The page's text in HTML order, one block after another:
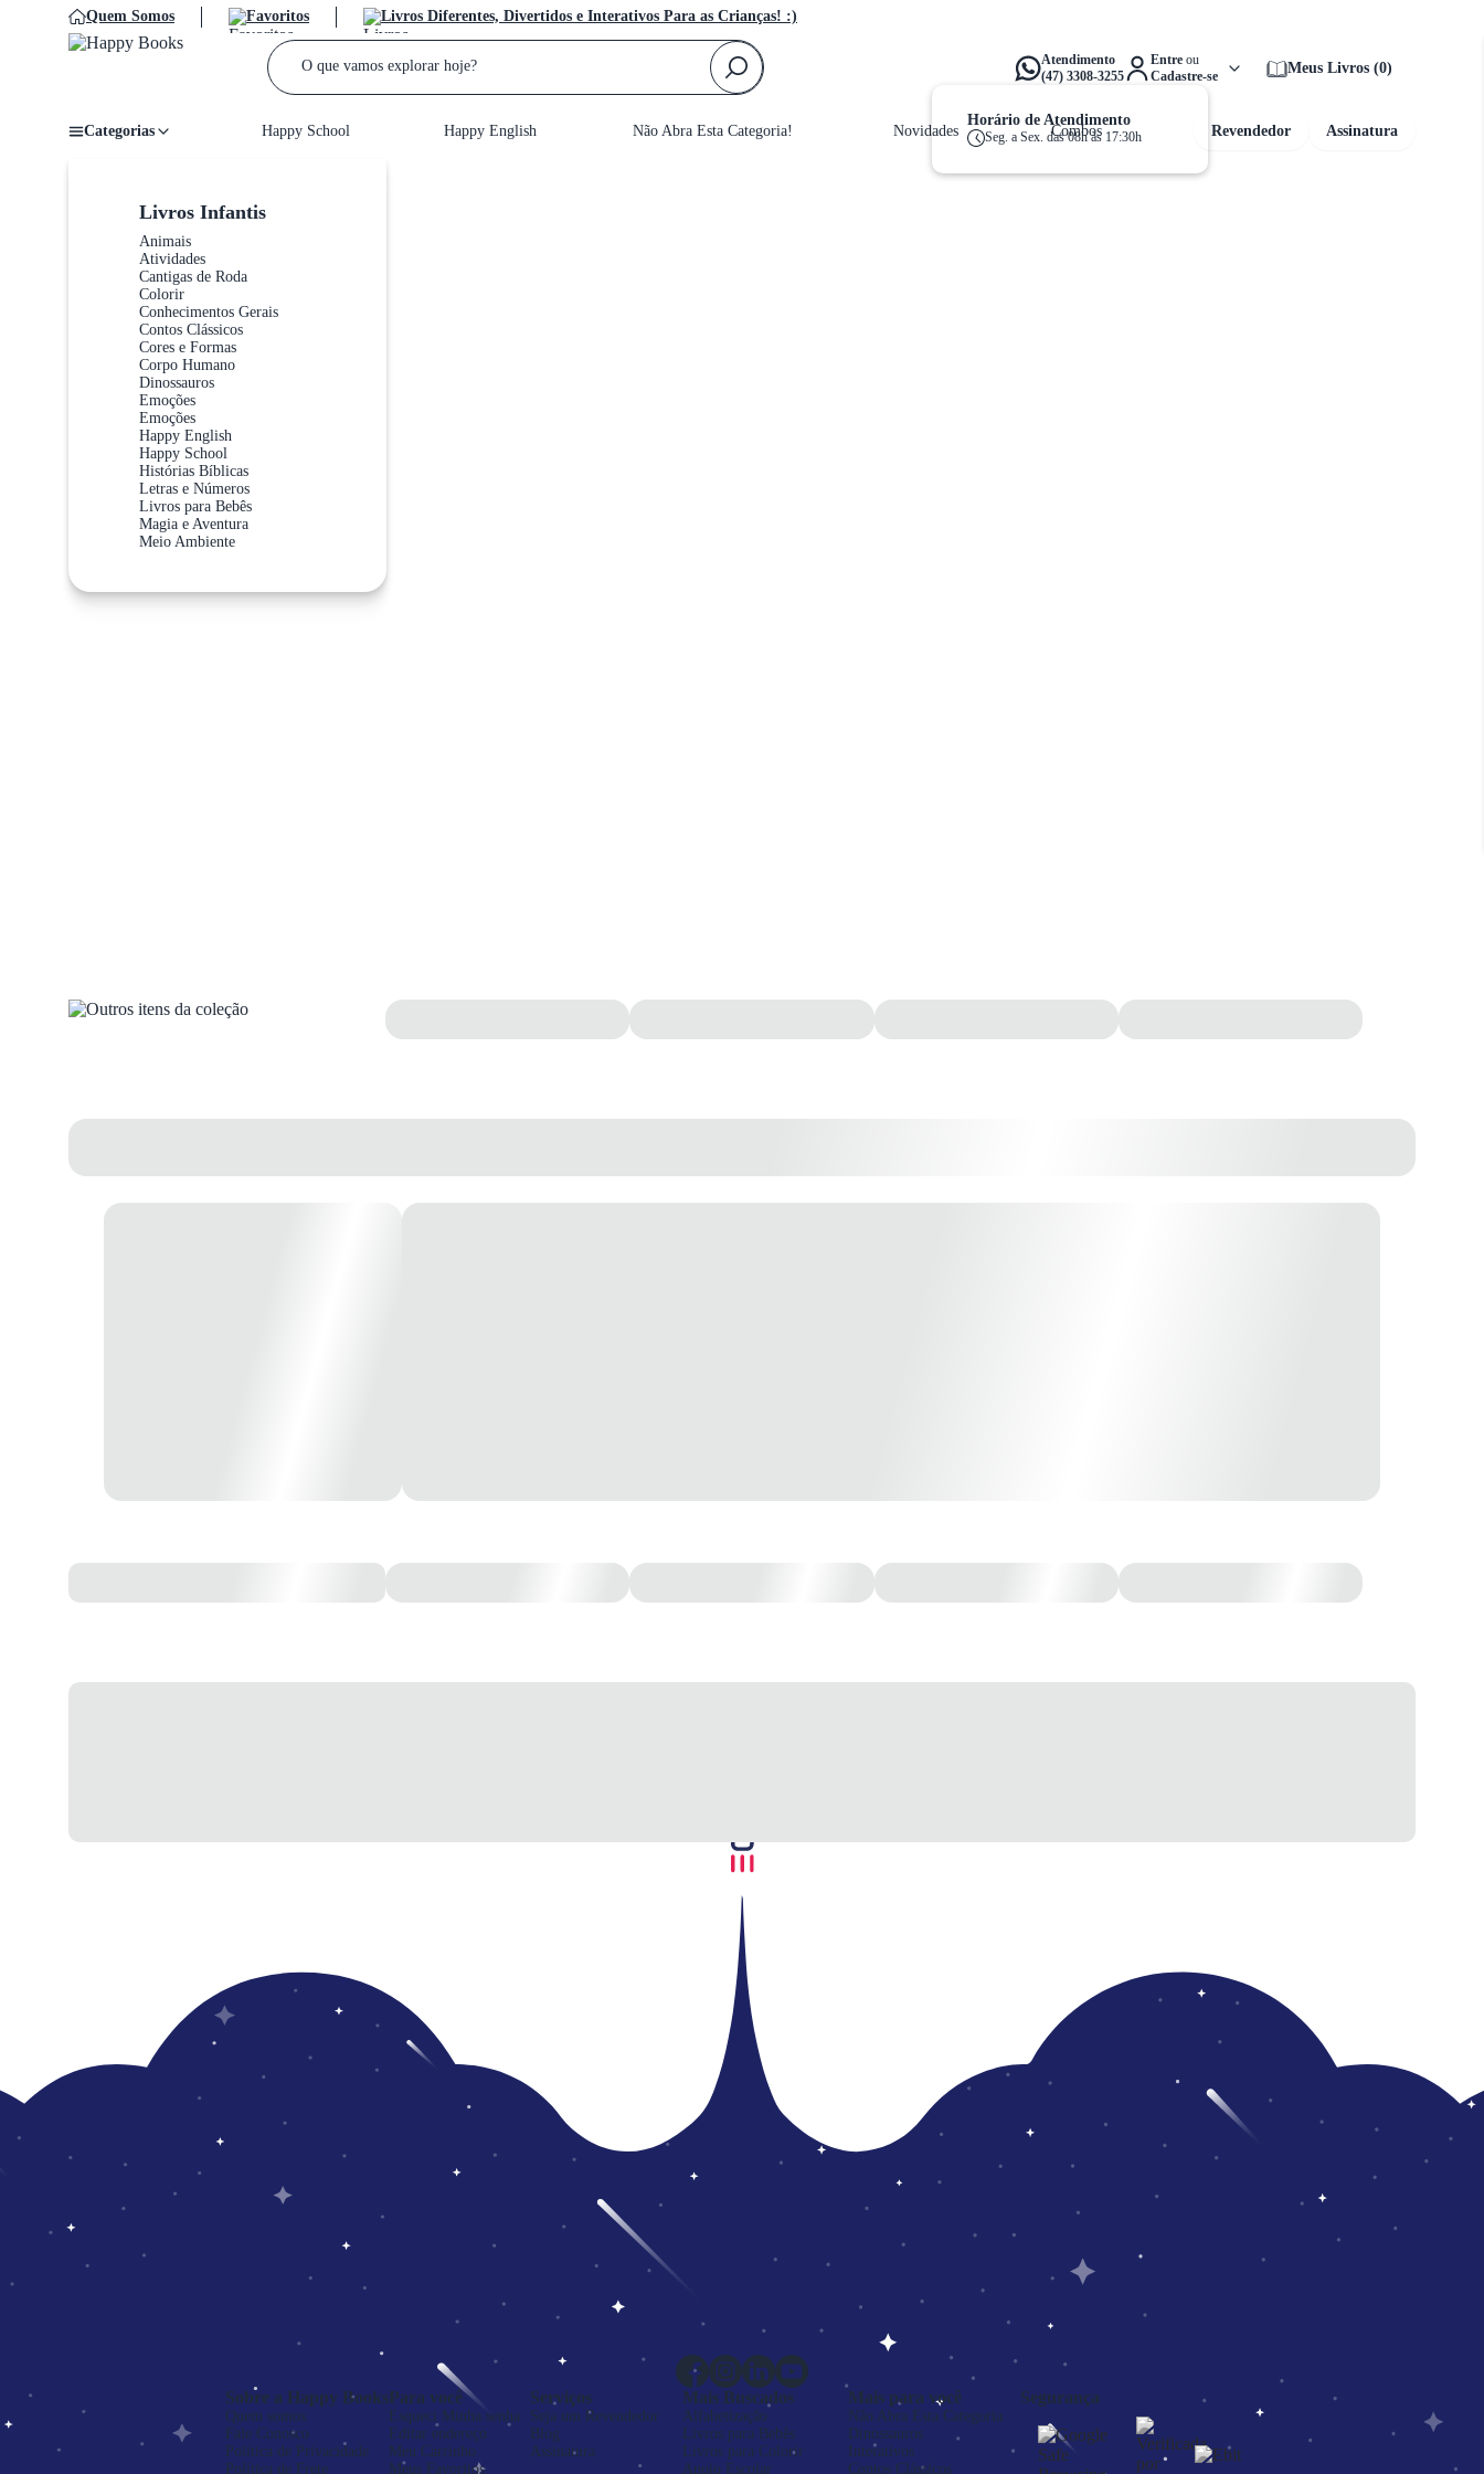
Quem Somos Favoritos Livros Diferentes, Divertidos e Interativos Para as Crianças! :)
Falta apenas R$ 159,00 para ganhar
Atendimento
(47) 3308-3255
Horário de Atendimento
Seg. a Sex. das 08h às 17:30h
Entre ou
Cadastre-se
Meus Livros (0)
Categorias
Livros Infantis
Animais
Atividades
Cantigas de Roda
Colorir
Conhecimentos Gerais
Contos Clássicos
Cores e Formas
Corpo Humano
Dinossauros
Emoções
Emoções
Happy English
Happy School
Histórias Bíblicas
Letras e Números
Livros para Bebês
Magia e Aventura
Meio Ambiente
Sistema Solar
Happy School Happy English Não Abra Esta Categoria! Novidades Combos Revendedor Assinatura
Sobre a Happy Books
Quem somos
Fale Conosco
Política de Privacidade
Política de Frete
Para você
Esqueci Minha senha
Editar endereço
Meu Carrinho
Meus Favoritos
Serviços
Seja um Revendedor
Blog
Assinatura
Mais Buscados
Alfabetização
Livros para Bebês
Livros para Colorir
Apoio Escolar
Mais para você
Não Abra Esta Categoria
Dinossauros
Interativos
Contos Clássicos
Segurança